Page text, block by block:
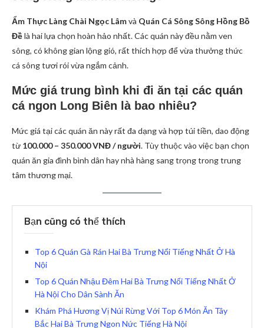
Ẩm Thực Làng Chài Ngọc Lâmvà Quán Cá Sông Sông Hồng Bồ
Đềlà hai lựa chọn hoàn hảo nhất. Các quán này đều nằm ven
sông, có không gian lộng gió, rất thích hợp để vừa thưởng thức
cá sông tươi rói vừa ngắm cảnh.
Mức giá trung bình khi đi ăn tại các quán
cá ngon Long Biên là bao nhiêu?
Mức giá tại các quán ăn này rất đa dạng và hợp túi tiền, dao động
từ 100.000 – 350.000 VNĐ / người. Tùy thuộc vào việc bạn chọn
quán ăn gia đình bình dân hay nhà hàng sang trọng trong trung
tâm thương mại.
Bạn cũng có thể thích
Top 6 Quán Gà Rán Hai Bà Trưng Nổi Tiếng Nhất Ở Hà
Nội
Top 6 Quán Nhậu Đêm Hai Bà Trưng Nổi Tiếng Nhất Ở
Hà Nội Cho Dân Sành Ăn
Khám Phá Hương Vị Núi Rừng Với Top 6 Món Ăn Tây
Bắc Hai Bà Trưng Ngon Nức Tiếng Hà Nội